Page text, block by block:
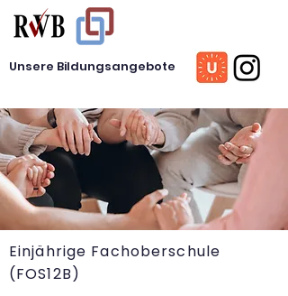
Unsere Bildungsangebote
Einjährige Fachoberschule
(FOS12B)